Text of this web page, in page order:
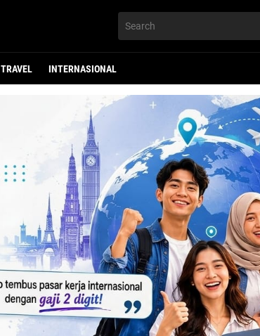
TRAVEL INTERNASIONAL